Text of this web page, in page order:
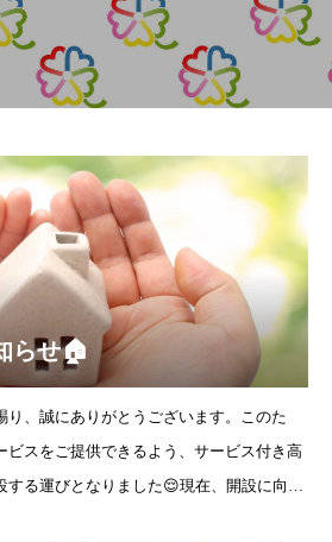
らせ🏠
り、誠にありがとうございます。このた
ビスをご提供できるよう、サービス付き高
する運びとなりました😌現在、開設に向け